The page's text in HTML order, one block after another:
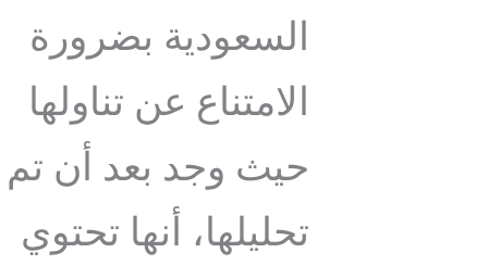
السعودية بضرورة
الامتناع عن تناولها
حيث وجد بعد أن تم
تحليلها، أنها تحتوي